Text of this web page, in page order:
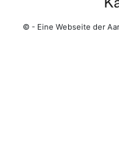
© - Eine Webseite der